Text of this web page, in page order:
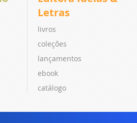
Letras
livros
coleções
lançamentos
ebook
catálogo